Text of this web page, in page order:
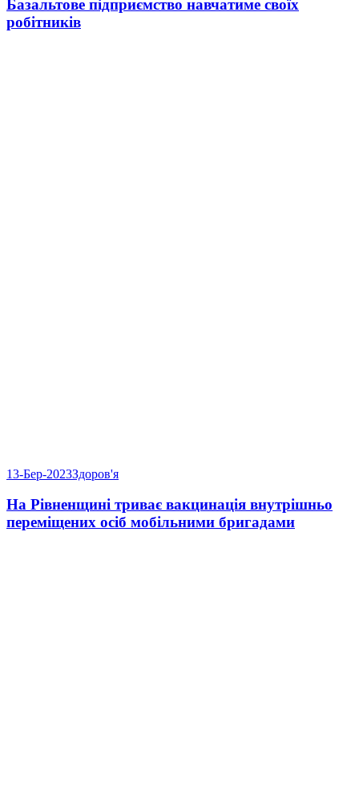
Базальтове підприємство навчатиме своїх
робітників
13-Бер-2023Здоров'я
На Рівненщині триває вакцинація внутрішньо
переміщених осіб мобільними бригадами